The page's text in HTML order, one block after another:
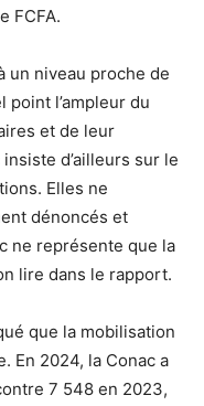
FCFA.
un niveau proche de
l’ampleur du
et de leur
d’ailleurs sur le
Elles ne
dénoncés et
ne représente que la
lire dans le rapport.
que la mobilisation
En 2024, la Conac a
7 548 en 2023,